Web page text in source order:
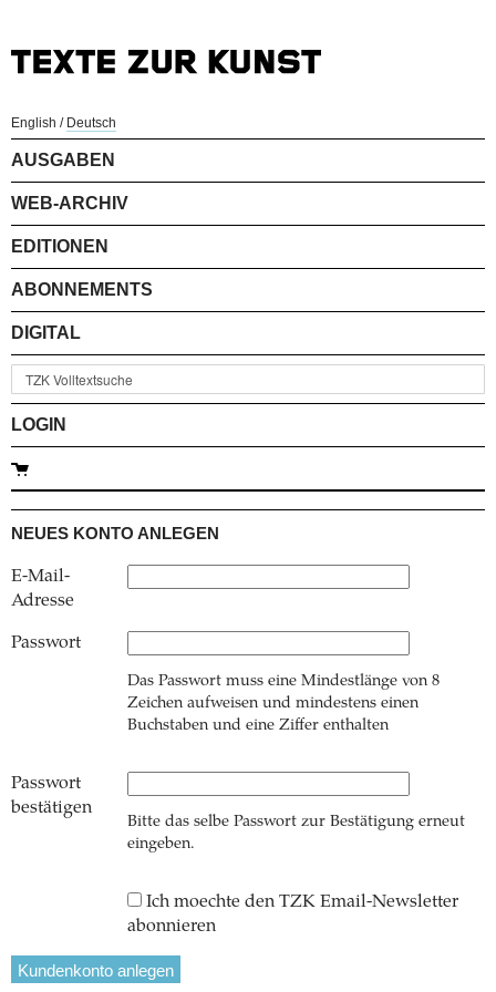
English / Deutsch
AUSGABEN
WEB-ARCHIV
EDITIONEN
ABONNEMENTS
DIGITAL
LOGIN
NEUES KONTO ANLEGEN
E-Mail-
Adresse
Passwort
Das Passwort muss eine Mindestlänge von 8
Zeichen aufweisen und mindestens einen
Buchstaben und eine Ziffer enthalten
Passwort
bestätigen
Bitte das selbe Passwort zur Bestätigung erneut
eingeben.
Ich moechte den TZK Email-Newsletter
abonnieren